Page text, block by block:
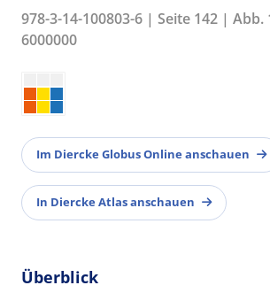
978-3-14-100803-6 | Seite 142 |
6000000
Im Diercke Globus Online anschauen
In Diercke Atlas anschauen
Überblick